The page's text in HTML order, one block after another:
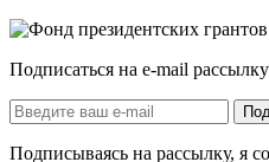
Подписаться на e-mail рассылку
Подписываясь на рассылку, я